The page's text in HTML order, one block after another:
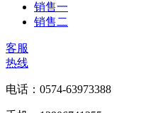
销售一
销售二
客服
热线
电话：0574-63973388